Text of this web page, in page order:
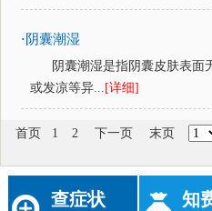
· 阴囊潮湿
阴囊潮湿是指阴囊皮肤表面
或发凉等异... [详细]
首页 1 2 下一页 末页
查症状 知